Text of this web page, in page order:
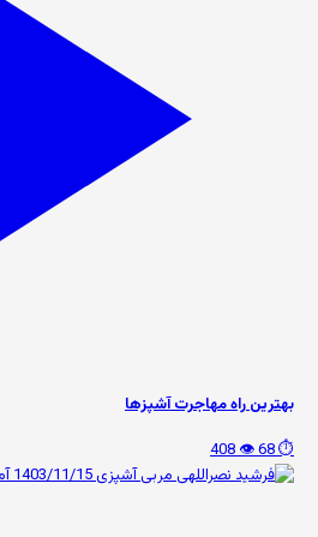
بهترین راه مهاجرت آشپزها
⏱️ 68
👁️ 408